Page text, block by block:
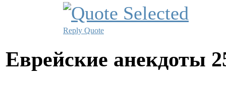
Reply Quote
Еврейские анекдоты